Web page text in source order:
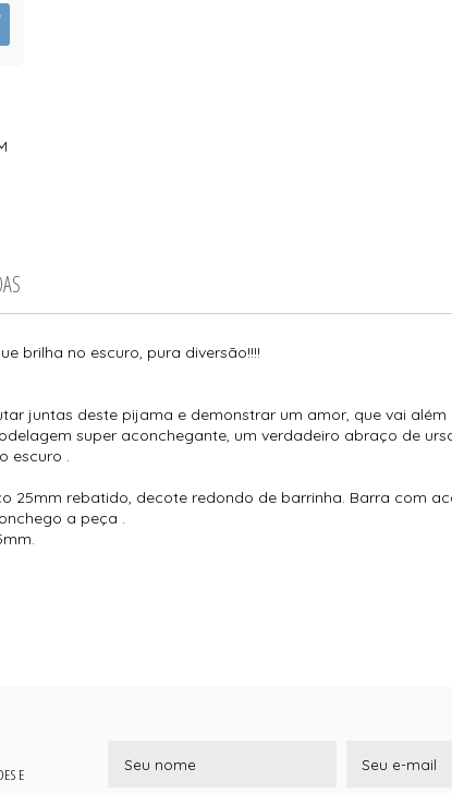
brilha no escuro, pura diversão!!!!
juntas deste pijama e demonstrar um amor, que vai
super aconchegante, um verdadeiro abraço de
escuro .
25mm rebatido, decote redondo de barrinha. Barra com
a peça .
E